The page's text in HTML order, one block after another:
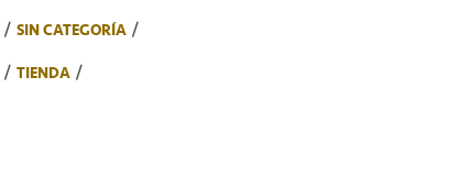
SIN CATEGORÍA
TIENDA